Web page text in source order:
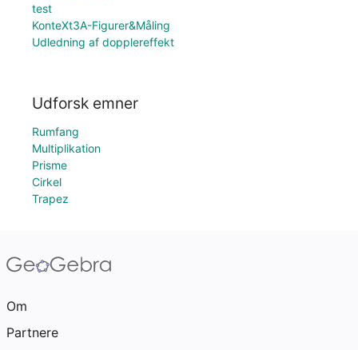
test
KonteXt3A-Figurer&Måling
Udledning af dopplereffekt
Udforsk emner
Rumfang
Multiplikation
Prisme
Cirkel
Trapez
Om
Partnere